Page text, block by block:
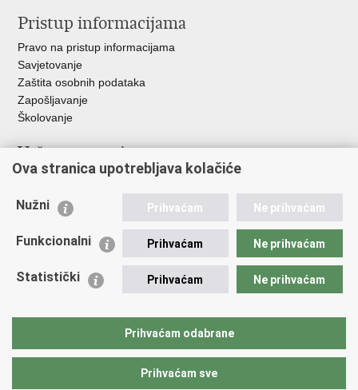
Pristup informacijama
Pravo na pristup informacijama
Savjetovanje
Zaštita osobnih podataka
Zapošljavanje
Školovanje
Važne poveznice
Ministarstvo unutarnjih poslova
Udruge
Policijska akademija
Zaklada policijske solidarnosti
Vučetić"
Ova stranica upotrebljava kolačiće
Nužni Prihvaćam Ne prihvaćam
Funkcionalni Prihvaćam Ne prihvaćam
Statistički Prihvaćam Ne prihvaćam
Prihvaćam odabrane
Prihvaćam sve